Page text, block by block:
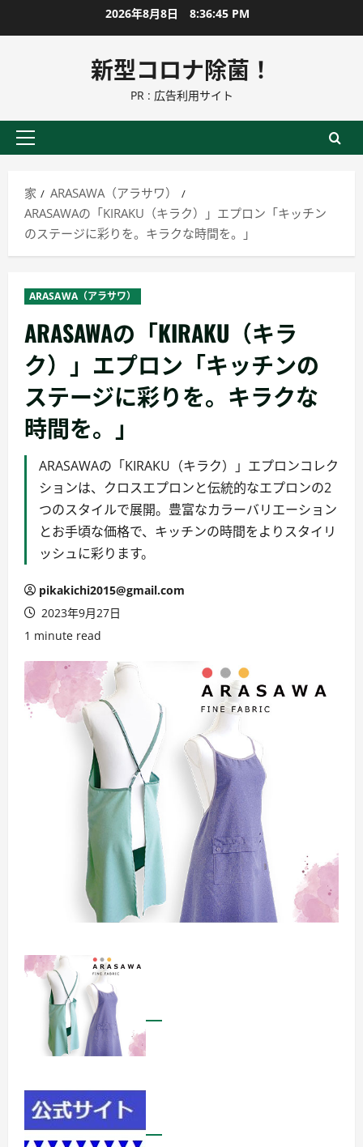
ン
に
2026年8月8日 8:36:46 PM
新型コロナ除菌！
PR : 広告利用サイト
プ
イ
マ
リ
ニ
ュ
ー
家
ARASAWA（アラサワ）
ARASAWAの「KIRAKU（キラク）」エプロン「キッチン
のステージに彩りを。キラクな時間を。」
ARASAWA（アラサワ）
ARASAWAの「KIRAKU（キラ
ク）」エプロン「キッチンの
ステージに彩りを。キラクな
時間を。」
ARASAWAの「KIRAKU（キラク）」エプロンコレク
ションは、クロスエプロンと伝統的なエプロンの2
つのスタイルで展開。豊富なカラーバリエーション
とお手頃な価格で、キッチンの時間をよりスタイリ
ッシュに彩ります。
pikakichi2015@gmail.com
2023年9月27日
1 minute read